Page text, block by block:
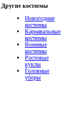
Другие костюмы
Новогодние
костюмы
Карнавальные
костюмы
Военные
костюмы
Ростовые
куклы
Головные
уборы